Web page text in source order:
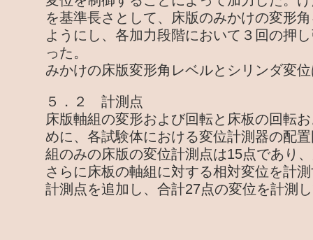
を基準長さとして、床版のみかけの変形
ようにし、各加力段階において３回の押
った。
みかけの床版変形角レベルとシリンダ変
５．２ 計測点
床版軸組の変形および回転と床板の回転
めに、各試験体における変位計測器の配
組のみの床版の変位計測点は15点であり
さらに床板の軸組に対する相対変位を計
計測点を追加し、合計27点の変位を計測